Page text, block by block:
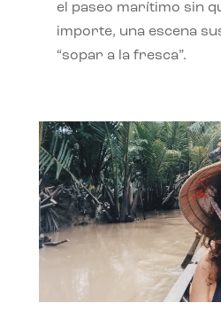
el paseo marítimo sin
importe, una escena
“sopar a la fresca”.